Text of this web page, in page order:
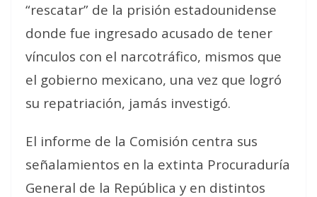
“rescatar” de la prisión estadounidense
donde fue ingresado acusado de tener
vínculos con el narcotráfico, mismos que
el gobierno mexicano, una vez que logró
su repatriación, jamás investigó.
El informe de la Comisión centra sus
señalamientos en la extinta Procuraduría
General de la República y en distintos